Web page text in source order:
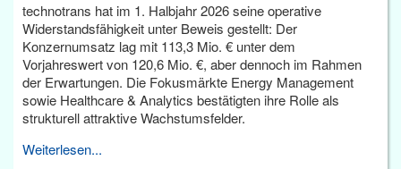
technotrans hat im 1. Halbjahr 2026 seine operative
Widerstandsfähigkeit unter Beweis gestellt: Der
Konzernumsatz lag mit 113,3 Mio. € unter dem
Vorjahreswert von 120,6 Mio. €, aber dennoch im Rahmen
der Erwartungen. Die Fokusmärkte Energy Management
sowie Healthcare & Analytics bestätigten ihre Rolle als
strukturell attraktive Wachstumsfelder.
Weiterlesen...